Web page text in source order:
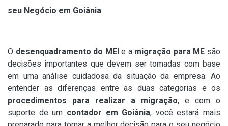
seu Negócio em Goiânia
O desenquadramento do MEI e a migração para ME são
decisões importantes que devem ser tomadas com base
em uma análise cuidadosa da situação da empresa. Ao
entender as diferenças entre as duas categorias e os
procedimentos para realizar a migração, e com o
suporte de um contador em Goiânia, você estará mais